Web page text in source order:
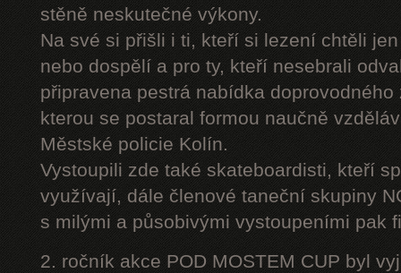
stěně neskutečné výkony.
Na své si přišli i ti, kteří si lezení chtěli
nebo dospělí a pro ty, kteří nesebrali
připravena pestrá nabídka
kterou se postaral formou naučně
Městské policie Kolín.
Vystoupili zde také skateboardisti, kteří
využívají, dále členové taneční skupiny
s milými a působivými vystoupeními pak
2. ročník akce POD MOSTEM CUP byl